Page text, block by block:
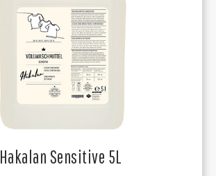
Hakalan Sensitive 5L